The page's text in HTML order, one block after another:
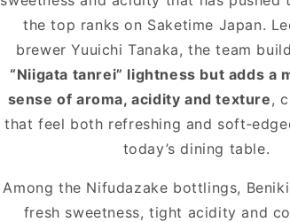
the top ranks on Saketime Japan.
brewer Yuuichi Tanaka, the team
“Niigata tanrei” lightness but adds a
sense of aroma, acidity and texture,
that feel both refreshing and
today’s dining table.
Among the Nifudazake bottlings,
fresh sweetness, tight acidity and